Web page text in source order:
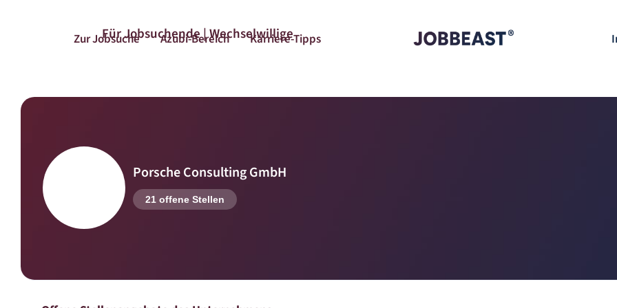
Für Jobsuchende | Wechselwillige
Zur Jobsuche Azubi-Bereich Karriere-Tipps
Porsche Consulting GmbH
21 offene Stellen